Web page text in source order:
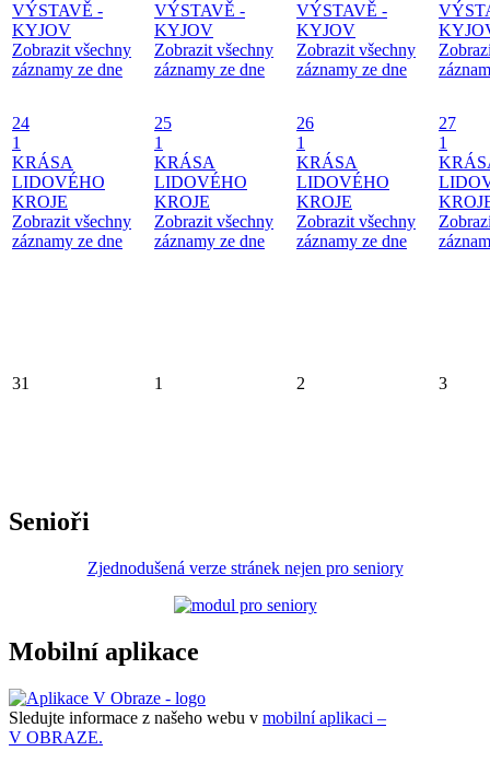
VÝSTAVĚ -
KYJOV
Zobrazit všechny
záznamy ze dne
VÝSTAVĚ -
KYJOV
Zobrazit všechny
záznamy ze dne
VÝSTAVĚ -
KYJOV
Zobrazit všechny
záznamy ze dne
24
1
KRÁSA
LIDOVÉHO
KROJE
Zobrazit všechny
záznamy ze dne
25
1
KRÁSA
LIDOVÉHO
KROJE
Zobrazit všechny
záznamy ze dne
26
1
KRÁSA
LIDOVÉHO
KROJE
Zobrazit všechny
záznamy ze dne
27
1
31 1 2 3
Senioři
Zjednodušená verze stránek nejen pro seniory
Mobilní aplikace
Sledujte informace z našeho webu v mobilní aplikaci –
V OBRAZE.